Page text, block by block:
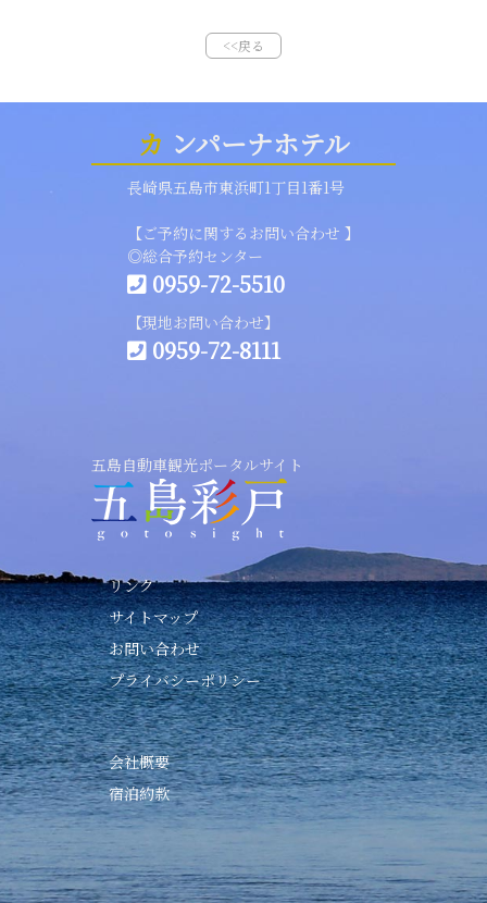
<<戻る
カ ンパーナホテル
長崎県五島市東浜町1丁目1番1号
【ご予約に関するお問い合わせ 】
◎総合予約センター
0959-72-5510
【現地お問い合わせ】
0959-72-8111
五島自動車観光ポータルサイト
リンク
サイトマップ
お問い合わせ
プライバシーポリシー
会社概要
宿泊約款